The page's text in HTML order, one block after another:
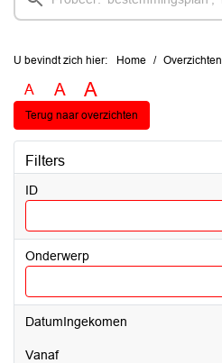
U bevindt zich hier: Home Overzichten
A A A
Terug naar overzichten
Filters
ID
Onderwerp
DatumIngekomen
vanaf